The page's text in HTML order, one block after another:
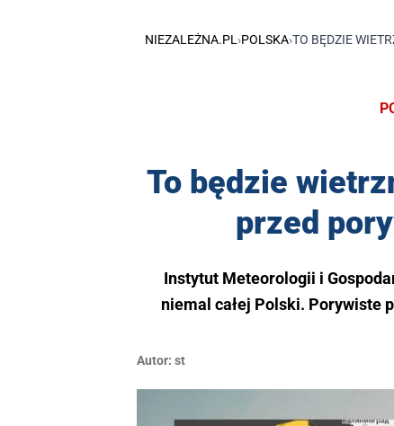
NIEZALEŻNA.PL ›POLSKA›TO BĘDZIE
To będzie
przed
Instytut Meteorologii i
niemal całej Polski. Porywiste
Autor: st